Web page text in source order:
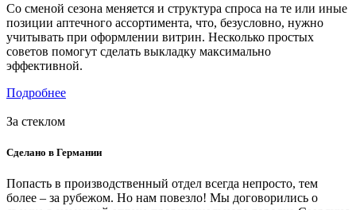
Со сменой сезона меняется и структура спроса на те или иные
позиции аптечного ассортимента, что, безусловно, нужно
учитывать при оформлении витрин. Несколько простых
советов помогут сделать выкладку максимально
эффективной.
Подробнее
За стеклом
Сделано в Германии
Попасть в производственный отдел всегда непросто, тем
более – за рубежом. Но нам повезло! Мы договорились о